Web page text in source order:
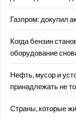
Газпром: докупил
Когда бензин
оборудование
Нефть, мусор и
принадлежать не
Страны, которые